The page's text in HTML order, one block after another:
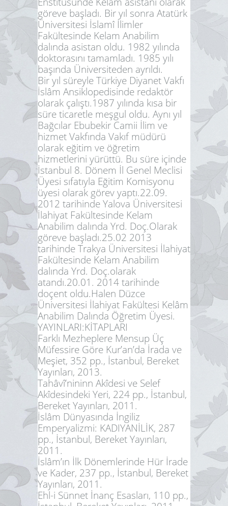
göreve başladı. Bir yıl sonra Atatürk
Üniversitesi İslamî İlimler
Fakültesinde Kelam Anabilim
dalında asistan oldu. 1982 yılında
doktorasını tamamladı. 1985 yılı
başında Üniversiteden ayrıldı.
Bir yıl süreyle Türkiye Diyanet Vakfı
İslâm Ansiklopedisinde redaktör
olarak çalıştı.1987 yılında kısa bir
süre ticaretle meşgul oldu. Aynı yıl
Bağcılar Ebubekir Camii İlim ve
hizmet Vakfında Vakıf müdürü
olarak eğitim ve öğretim
hizmetlerini yürüttü. Bu süre içinde
İstanbul 8. Dönem İl Genel Meclisi
Üyesi sıfatıyla Eğitim Komisyonu
üyesi olarak görev yaptı.22.09.
2012 tarihinde Yalova Üniversitesi
İlahiyat Fakültesinde Kelam
Anabilim dalında Yrd. Doç.Olarak
göreve başladı.25.02 2013
tarihinde Trakya Üniversitesi İlahiyat
Fakültesinde Kelam Anabilim
dalında Yrd. Doç.olarak
atandı.20.01. 2014 tarihinde
doçent oldu.Halen Düzce
Üniversitesi İlahiyat Fakültesi Kelâm
Anabilim Dalında Öğretim Üyesi.
YAYINLARI:KİTAPLARI
Farklı Mezheplere Mensup Üç
Müfessire Göre Kur’an’da İrada ve
Meşiet, 352 pp., İstanbul, Bereket
Yayınları, 2013.
Tahâvî’nininn Akîdesi ve Selef
Akîdesindeki Yeri, 224 pp., İstanbul,
Bereket Yayınları, 2011.
İslâm Dünyasında İngiliz
Emperyalizmi: KADIYANİLİK, 287
pp., İstanbul, Bereket Yayınları,
2011.
İslâm’ın İlk Dönemlerinde Hür İrade
ve Kader, 237 pp., İstanbul, Bereket
Yayınları, 2011.
Ehl-i Sünnet İnanç Esasları, 110 pp.,